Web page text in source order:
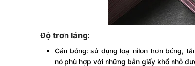
Độ trơn láng:
Cán bóng: sử dụng loại nilon trơn bóng,
nó phù hợp với những bản giấy khổ nhỏ